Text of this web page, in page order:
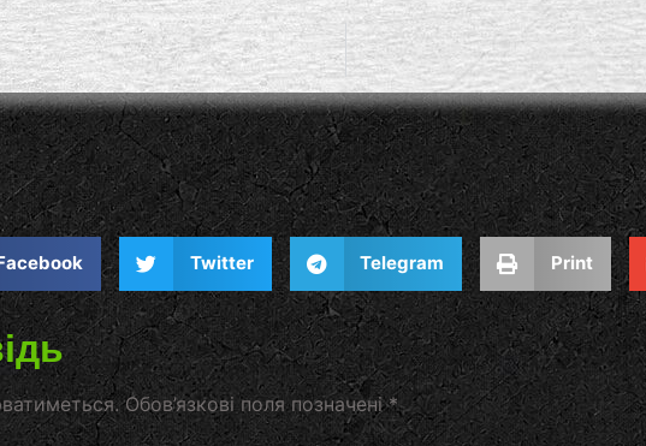
Twitter Telegram Print
Обов’язкові поля позначені*